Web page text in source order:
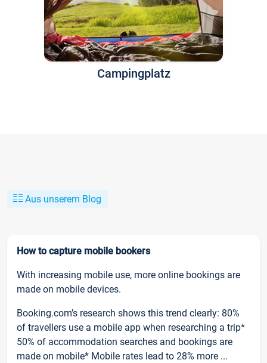
Campingplatz
Aus unserem Blog
How to capture mobile bookers
With increasing mobile use, more online bookings are
made on mobile devices.
Booking.com’s research shows this trend clearly: 80%
of travellers use a mobile app when researching a trip*
50% of accommodation searches and bookings are
made on mobile* Mobile rates lead to 28% more ...